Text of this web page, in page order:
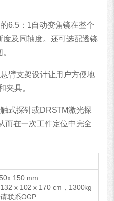
6.5：1自动变焦镜在整个
及同轴度。还可选配透镜
臂支架设计让用户方便地
夹具。
式探针或DRSTM激光探
而在一次工件定位中完全
150 mm
x 102 x 170 cm，1300kg
联系OGP